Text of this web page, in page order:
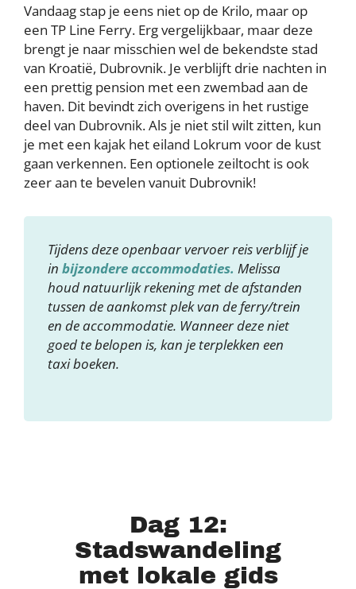
Vandaag stap je eens niet op de Krilo, maar op
een TP Line Ferry. Erg vergelijkbaar, maar deze
brengt je naar misschien wel de bekendste stad
van Kroatië, Dubrovnik. Je verblijft drie nachten in
een prettig pension met een zwembad aan de
haven. Dit bevindt zich overigens in het rustige
deel van Dubrovnik. Als je niet stil wilt zitten, kun
je met een kajak het eiland Lokrum voor de kust
gaan verkennen. Een optionele zeiltocht is ook
zeer aan te bevelen vanuit Dubrovnik!
Tijdens deze openbaar vervoer reis verblijf je
in bijzondere accommodaties. Melissa
houd natuurlijk rekening met de afstanden
tussen de aankomst plek van de ferry/trein
en de accommodatie. Wanneer deze niet
goed te belopen is, kan je terplekken een
taxi boeken.
Dag 12:
Stadswandeling
met lokale gids